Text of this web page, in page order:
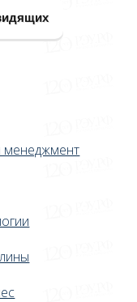
менеджмент